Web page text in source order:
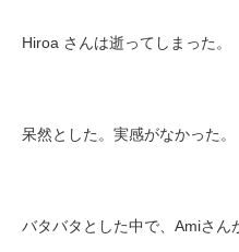
Hiroa さんは逝ってしまった。
呆然とした。実感がなかった。
バタバタとした中で、Amiさん